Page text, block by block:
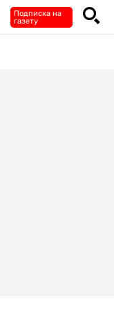
Подписка на
газету